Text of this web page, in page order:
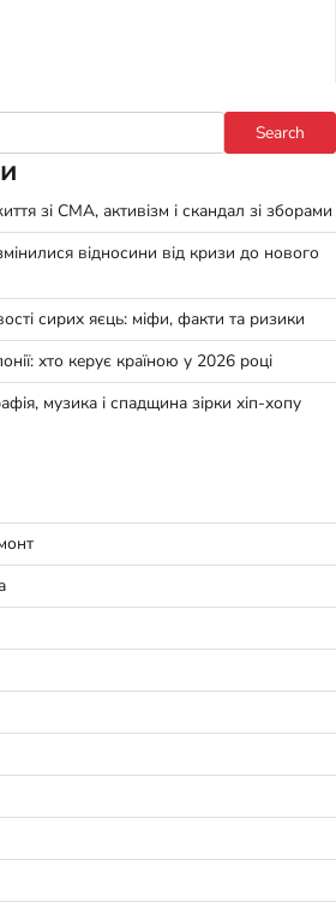
Search
зі СМА, активізм і скандал зі зборами
відносини від кризи до нового
сирих яєць: міфи, факти та ризики
хто керує країною у 2026 році
музика і спадщина зірки хіп-хопу